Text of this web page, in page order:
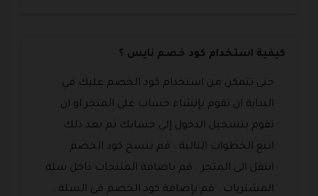
كيفية استخدام كود خصم نايس ؟
حتى تتمكن من استخدام كود الخصم عليك في
البداية ان تقوم بإنشاء حساب على المتجر او ان
تقوم بتسجيل الدخول إلى حسابك ثم بعد ذلك
اتبع الخطوات التالية : قم بنسخ كود الخصم .
انتقل الى المتجر . قم باضافة المنتجات داخل سلة
المشتريات . قم بإضافة كود الخصم في السلة .